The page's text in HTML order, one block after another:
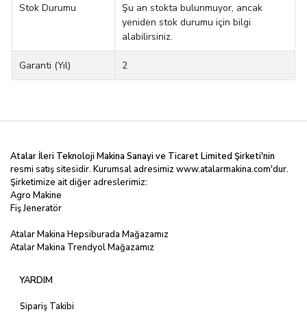
Stok Durumu
Şu an stokta bulunmuyor, ancak
yeniden stok durumu için bilgi
alabilirsiniz.
Garanti (Yıl) 2
Atalar İleri Teknoloji Makina Sanayi ve Ticaret Limited Şirketi'nin
resmi satış sitesidir. Kurumsal adresimizwww.atalarmakina.com'dur.
Şirketimize ait diğer adreslerimiz:
Agro Makine
Fiş Jeneratör
Atalar Makina Hepsiburada Mağazamız
Atalar Makina Trendyol Mağazamız
YARDIM
Sipariş Takibi